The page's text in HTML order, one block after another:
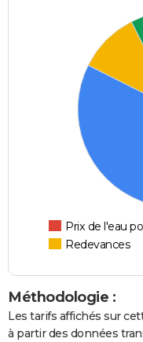
Prix de l'eau
Redevances
Méthodologie :
Les tarifs affichés sur
à partir des données